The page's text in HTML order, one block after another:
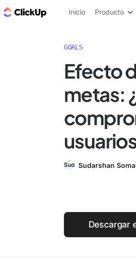
ClickUp Blog
Inicio Producto
GOALS
Efecto
metas:
Sudarshan
Descargar